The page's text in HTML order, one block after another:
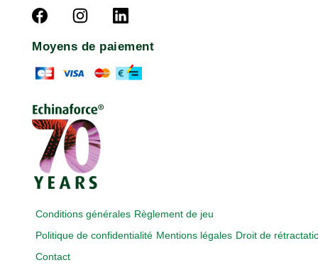
Moyens de paiement
Conditions générales Règlement de jeu
Politique de confidentialité Mentions légales Droit de
Contact